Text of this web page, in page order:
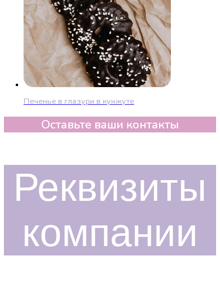
Печенье в глазури в кунжуте
Оставьте ваши контакты
Реквизиты
компании